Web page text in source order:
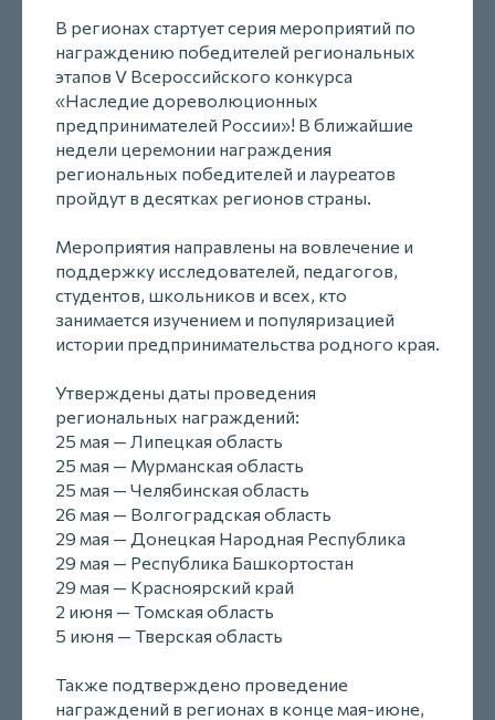
В регионах стартует серия мероприятий по
награждению победителей региональных
этапов V Всероссийского конкурса
«Наследие дореволюционных
предпринимателей России»! В ближайшие
недели церемонии награждения
региональных победителей и лауреатов
пройдут в десятках регионов страны.
Мероприятия направлены на вовлечение и
поддержку исследователей, педагогов,
студентов, школьников и всех, кто
занимается изучением и популяризацией
истории предпринимательства родного края.
Утверждены даты проведения
региональных награждений:
25 мая — Липецкая область
25 мая — Мурманская область
25 мая — Челябинская область
26 мая — Волгоградская область
29 мая — Донецкая Народная Республика
29 мая — Республика Башкортостан
29 мая — Красноярский край
2 июня — Томская область
5 июня — Тверская область
Также подтверждено проведение
награждений в регионах в конце мая-июне,